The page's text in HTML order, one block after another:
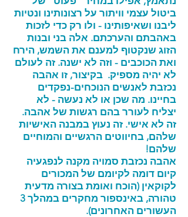
ביטול עצמי וויתור על רצונותינו ונטיות
ליבנו ושאיפותינו - ולו רק כדי לזכות
באהבתם והערכתם. אלה בני ובנות
הזוג שנקטוף למענם את השמש, הירח
ואת הכוכבים - וזה לא ישנה. זה לעולם
לא יהיה מספיק. בקיצור, זו אהבה
נכזבת לאנשים הנוכחים-נפקדים
בחיינו. מה שכן או לא נעשה - לא
יצליח לעורר בהם רגשות של אהבה.
זה לא אישי. זה נעוץ במבנה האישיות
שלהם, בחיווטים הרגשיים והמוחיים
שלהם!
אהבה נכזבת סמויה מקנה לנפגעיה
קיום דומה לקיומם של המכורים
לקוקאין (הוכח ואומת בצורה מדעית
טהורה, באינספור מחקרים במהלך 3
העשורים האחרונים).